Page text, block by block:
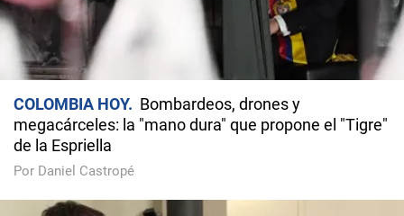
COLOMBIA HOY
Bombardeos, drones y
megacárceles: la "mano dura" que propone el "Tigre"
de la Espriella
Por Daniel Castropé